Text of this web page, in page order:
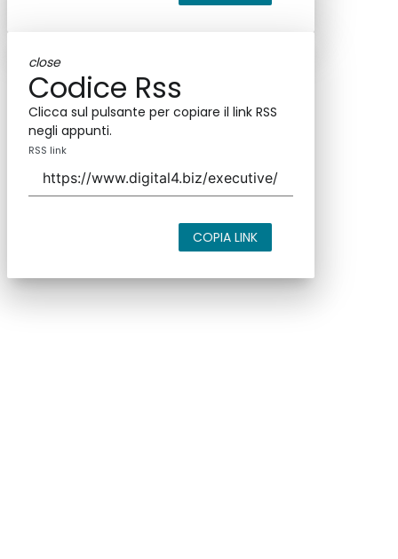
close
Codice Rss
Clicca sul pulsante per copiare il link RSS
negli appunti.
RSS link
COPIA LINK